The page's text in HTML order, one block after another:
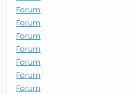
Forum
Forum
Forum
Forum
Forum
Forum
Forum